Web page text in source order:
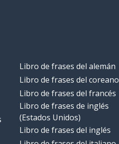
Libro de frases del alemán
Libro de frases del coreano
Libro de frases del francés
Libro de frases de inglés
(Estados Unidos)
Libro de frases del inglés